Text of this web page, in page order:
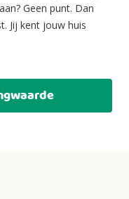
Geen punt. Dan
Jij kent jouw huis